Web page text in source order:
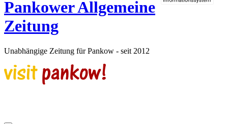
Pankower Allgemeine
Zeitung
Unabhängige Zeitung für Pankow - seit 2012